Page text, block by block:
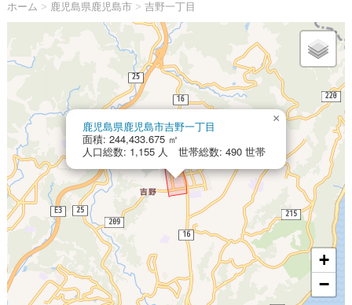
ホーム > 鹿児島県鹿児島市> 吉野一丁目
鹿児島県鹿児島市吉野一丁目
面積: 244,433.675 ㎡
人口総数: 1,155 人 世帯総数: 490 世帯
×
+
−